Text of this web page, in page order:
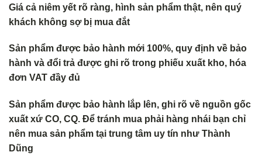
Giá cả niêm yết rõ ràng, hình sản phẩm thật, nên quý
khách không sợ bị mua đắt
Sản phẩm được bảo hành mới 100%, quy định về bảo
hành và đổi trả được ghi rõ trong phiếu xuất kho, hóa
đơn VAT đầy đủ
Sản phẩm được bảo hành lắp lên, ghi rõ về nguồn gốc
xuất xứ CO, CQ. Để tránh mua phải hàng nhái bạn chỉ
nên mua sản phẩm tại trung tâm uy tín như Thành
Dũng